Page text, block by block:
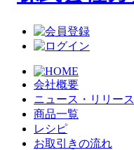
会社概要
ニュース・リリース
商品一覧
レシピ
お取引きの流れ